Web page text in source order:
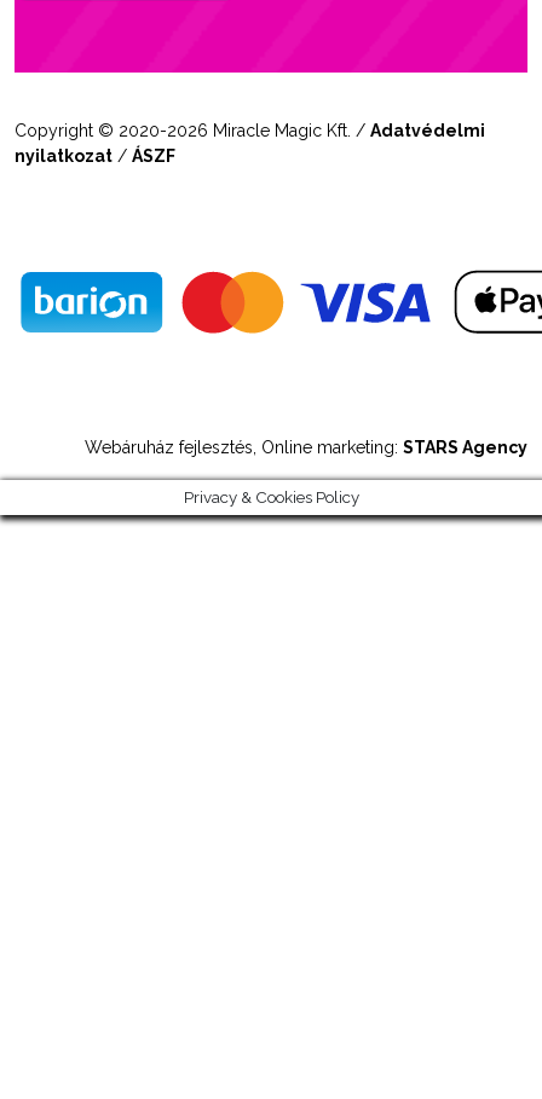
Copyright © 2020-2026 Miracle Magic Kft. / Adatvédelmi
nyilatkozat / ÁSZF
Webáruház fejlesztés, Online marketing: STARS Agency
Privacy & Cookies Policy